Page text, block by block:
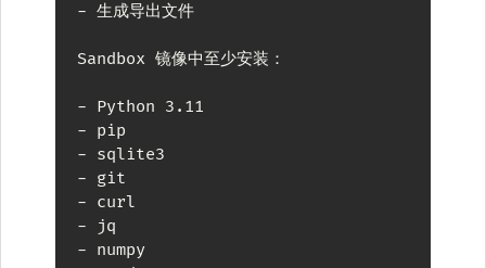
- 生成导出文件
Sandbox 镜像中至少安装：
-
-
-
-
-
-
-